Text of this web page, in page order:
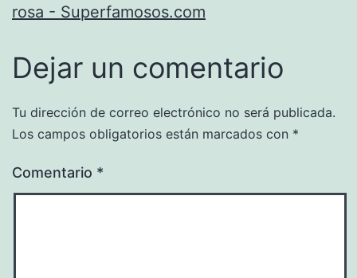
rosa - Superfamosos.com
Dejar un comentario
Tu dirección de correo electrónico no será publicada.
Los campos obligatorios están marcados con *
Comentario *